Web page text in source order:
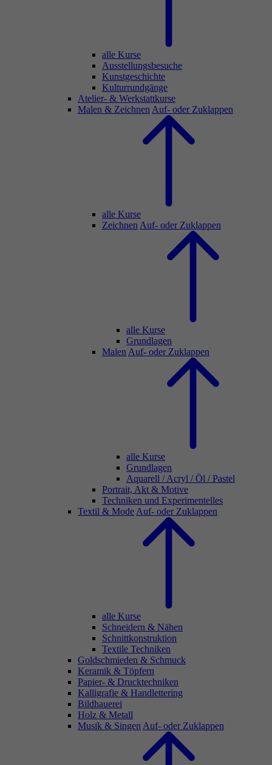
alle Kurse
Ausstellungsbesuche
Kunstgeschichte
Kulturrundgänge
Atelier- & Werkstattkurse
Malen & Zeichnen Auf- oder Zuklappen
alle Kurse
Zeichnen Auf- oder Zuklappen
alle Kurse
Grundlagen
Malen Auf- oder Zuklappen
alle Kurse
Grundlagen
Aquarell / Acryl / Öl / Pastel
Portrait, Akt & Motive
Techniken und Experimentelles
Textil & Mode Auf- oder Zuklappen
alle Kurse
Schneidern & Nähen
Schnittkonstruktion
Textile Techniken
Goldschmieden & Schmuck
Keramik & Töpfern
Papier- & Drucktechniken
Kalligrafie & Handlettering
Bildhauerei
Holz & Metall
Musik & Singen Auf- oder Zuklappen